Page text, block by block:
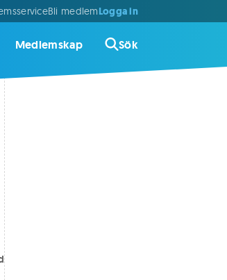
Bli medlemLogga in
Medlemskap Sök